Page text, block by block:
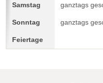
ganztags
ganztags